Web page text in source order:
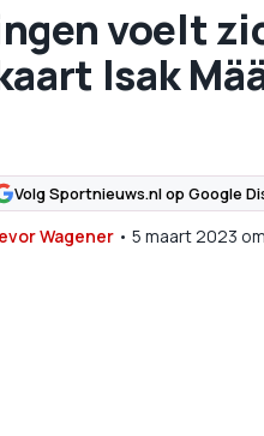
voelt
Isak
Volg Sportnieuws.nl op Google
Wagener• 5 maart 2023 om